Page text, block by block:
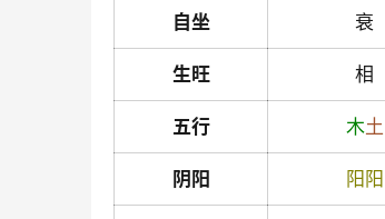
自坐 衰
生旺 相
五行 木土
阴阳 阳 阳